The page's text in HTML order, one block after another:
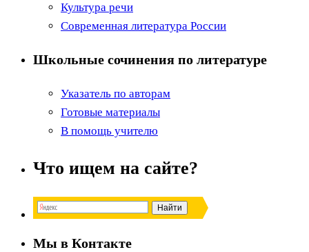
Культура речи
Современная литература России
Школьные сочинения по литературе
Указатель по авторам
Готовые материалы
В помощь учителю
Что ищем на сайте?
Мы в Контакте